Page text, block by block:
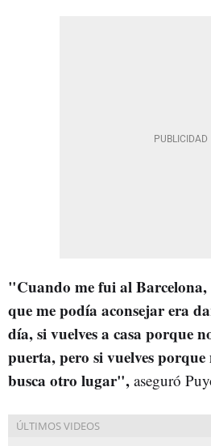
"Cuando me fui al
que me podía aconsejar era
día, si vuelves a casa porque
puerta, pero si vuelves
busca otro lugar", aseguró